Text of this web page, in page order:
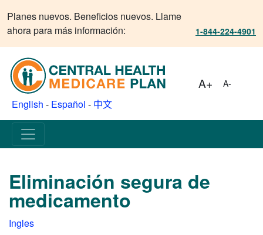
Planes nuevos. Beneficios nuevos. Llame
ahora para más información:
1-844-224-4901
English - Español - 中文
A+ A-
Eliminación segura de
medicamento
Ingles